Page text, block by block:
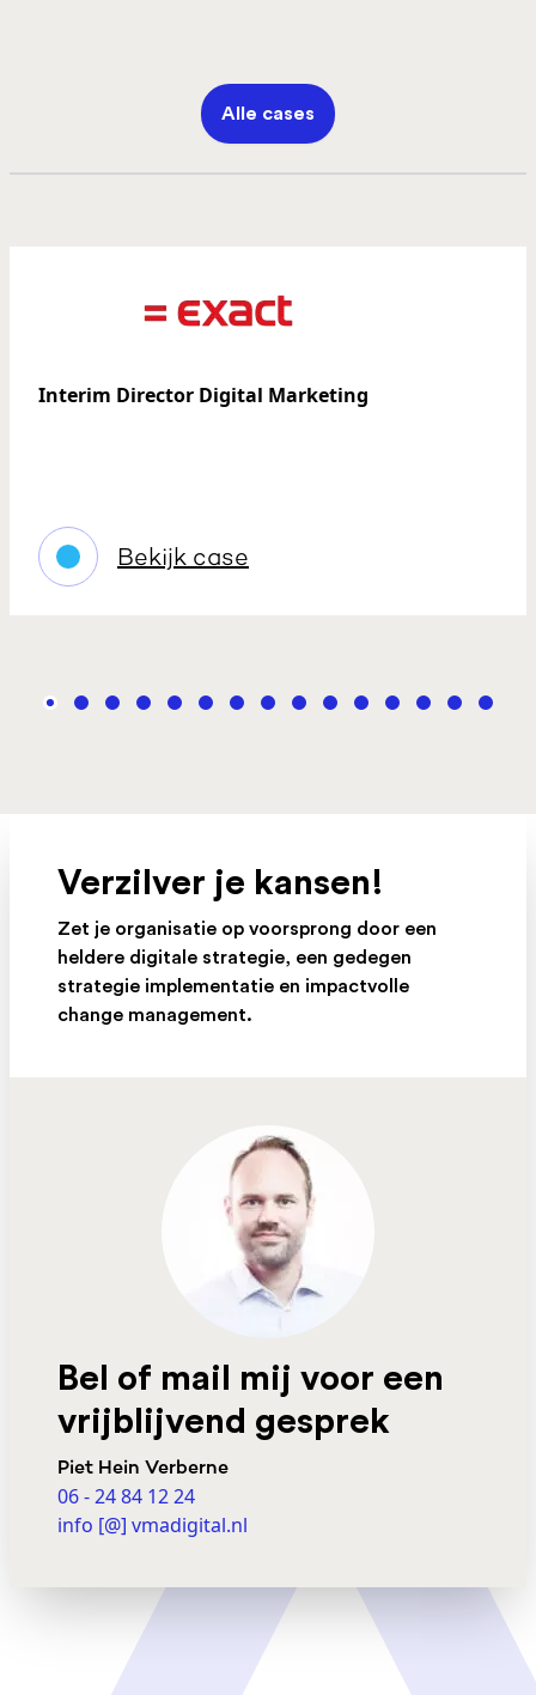
Alle cases
Interim Director Digital Marketing
Bekijk case
Verzilver je kansen!
Zet je organisatie op voorsprong door een
heldere digitale strategie, een gedegen
strategie implementatie en impactvolle
change management.
Bel of mail mij voor een
vrijblijvend gesprek
Piet Hein Verberne
06 - 24 84 12 24
info [@] vmadigital.nl